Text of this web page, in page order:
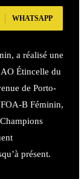
WHATSAPP
a réalisé une
Étincelle du
de Porto-
B Féminin,
présent.